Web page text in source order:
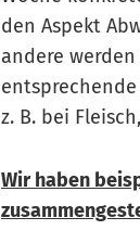
den Aspekt
andere
z. B. bei
Wir haben